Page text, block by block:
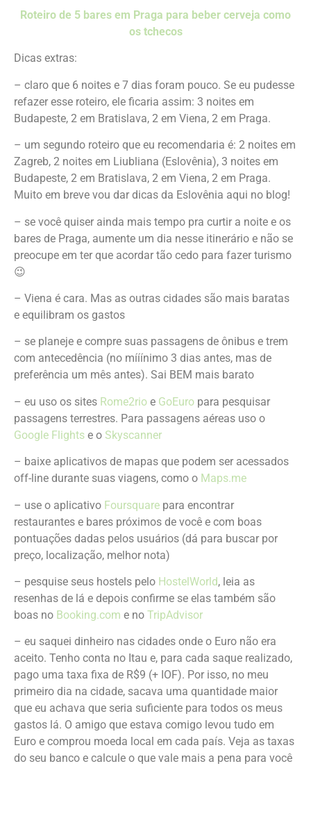
Roteiro de 5 bares em Praga para beber cerveja como
os tchecos
Dicas extras:
– claro que 6 noites e 7 dias foram pouco. Se eu pudesse
refazer esse roteiro, ele ficaria assim: 3 noites em
Budapeste, 2 em Bratislava, 2 em Viena, 2 em Praga.
– um segundo roteiro que eu recomendaria é: 2 noites em
Zagreb, 2 noites em Liubliana (Eslovênia), 3 noites em
Budapeste, 2 em Bratislava, 2 em Viena, 2 em Praga.
Muito em breve vou dar dicas da Eslovênia aqui no blog!
– se você quiser ainda mais tempo pra curtir a noite e os
bares de Praga, aumente um dia nesse itinerário e não se
preocupe em ter que acordar tão cedo para fazer turismo
😉
– Viena é cara. Mas as outras cidades são mais baratas
e equilibram os gastos
– se planeje e compre suas passagens de ônibus e trem
com antecedência (no mííínimo 3 dias antes, mas de
preferência um mês antes). Sai BEM mais barato
– eu uso os sites Rome2rio e GoEuro para pesquisar
passagens terrestres. Para passagens aéreas uso o
Google Flights e o Skyscanner
– baixe aplicativos de mapas que podem ser acessados
off-line durante suas viagens, como o Maps.me
– use o aplicativo Foursquare para encontrar
restaurantes e bares próximos de você e com boas
pontuações dadas pelos usuários (dá para buscar por
preço, localização, melhor nota)
– pesquise seus hostels pelo HostelWorld, leia as
resenhas de lá e depois confirme se elas também são
boas no Booking.com e no TripAdvisor
– eu saquei dinheiro nas cidades onde o Euro não era
aceito. Tenho conta no Itau e, para cada saque realizado,
pago uma taxa fixa de R$9 (+ IOF). Por isso, no meu
primeiro dia na cidade, sacava uma quantidade maior
que eu achava que seria suficiente para todos os meus
gastos lá. O amigo que estava comigo levou tudo em
Euro e comprou moeda local em cada país. Veja as taxas
do seu banco e calcule o que vale mais a pena para você